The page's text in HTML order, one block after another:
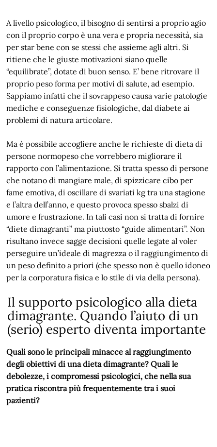
A livello psicologico, il bisogno di sentirsi a proprio agio
con il proprio corpo è una vera e propria necessità, sia
per star bene con se stessi che assieme agli altri. Si
ritiene che le giuste motivazioni siano quelle
“equilibrate”, dotate di buon senso. E’ bene ritrovare il
proprio peso forma per motivi di salute, ad esempio.
Sappiamo infatti che il sovrappeso causa varie patologie
mediche e conseguenze fisiologiche, dal diabete ai
problemi di natura articolare.
Ma è possibile accogliere anche le richieste di dieta di
persone normopeso che vorrebbero migliorare il
rapporto con l’alimentazione. Si tratta spesso di persone
che notano di mangiare male, di spizzicare cibo per
fame emotiva, di oscillare di svariati kg tra una stagione
e l’altra dell’anno, e questo provoca spesso sbalzi di
umore e frustrazione. In tali casi non si tratta di fornire
“diete dimagranti” ma piuttosto “guide alimentari”. Non
risultano invece sagge decisioni quelle legate al voler
perseguire un’ideale di magrezza o il raggiungimento di
un peso definito a priori (che spesso non è quello idoneo
per la corporatura fisica e lo stile di via della persona).
Il supporto psicologico alla dieta
dimagrante. Quando l’aiuto di un
(serio) esperto diventa importante
Quali sono le principali minacce al raggiungimento
degli obiettivi di una dieta dimagrante? Quali le
debolezze, i compromessi psicologici, che nella sua
pratica riscontra più frequentemente tra i suoi
pazienti?